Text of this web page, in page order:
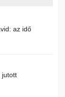
az idő
jutott